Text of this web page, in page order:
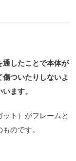
通したことで本体が
ついたりしないよ
ます。
ト）がフレームと
のです。